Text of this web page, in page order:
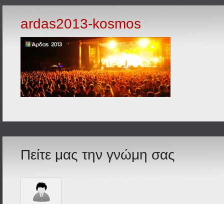
ardas2013-kosmos
Πείτε μας την γνώμη σας